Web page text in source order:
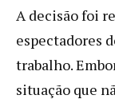
A decisão foi
espectadores
trabalho.
situação que